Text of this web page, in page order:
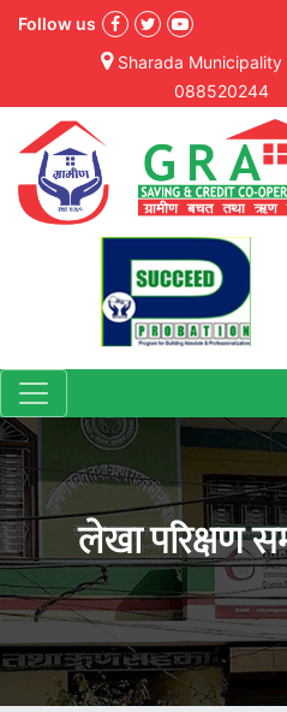
Follow us
Sharada Municipality
088520244
लेखा परिक्षण